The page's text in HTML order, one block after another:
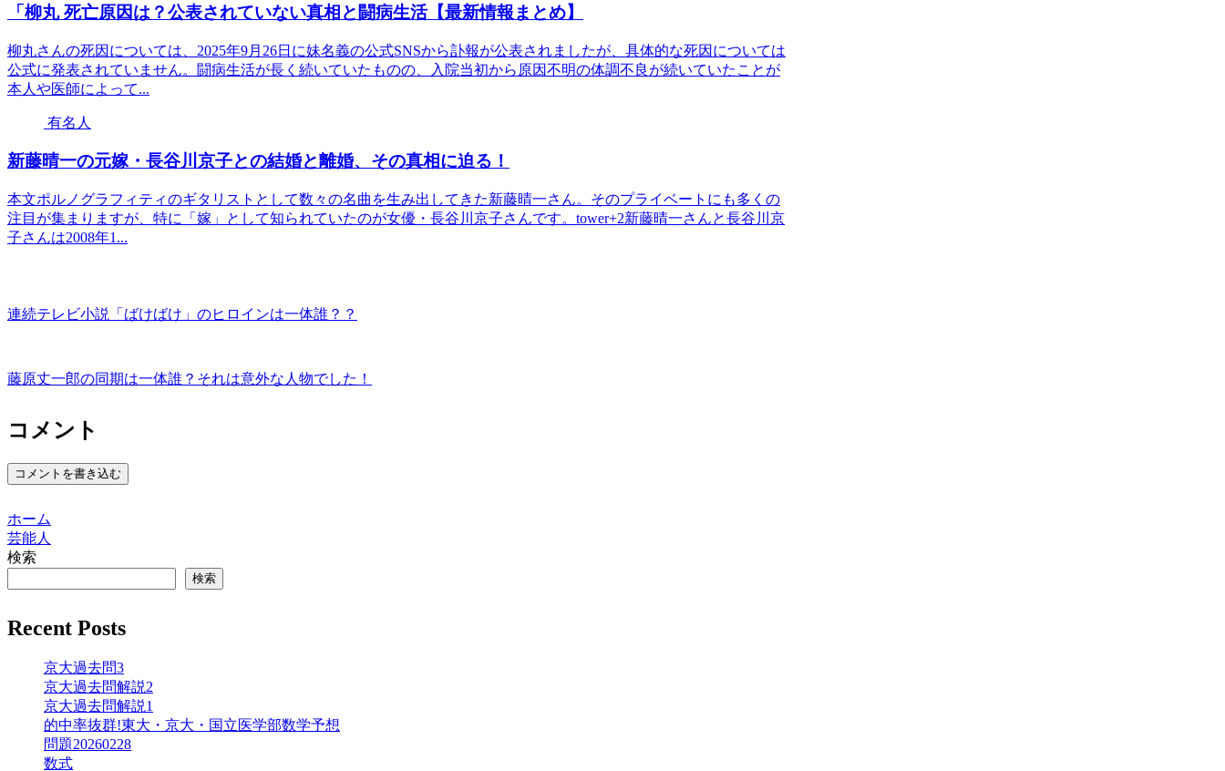
「柳丸 死亡原因は？公表されていない真相と闘病生活【最新情報まとめ】
柳丸さんの死因については、2025年9月26日に妹名義の公式SNSから訃報が公表されましたが、具体的な死因については
公式に発表されていません。闘病生活が長く続いていたものの、入院当初から原因不明の体調不良が続いていたことが
本人や医師によって...
有名人
新藤晴一の元嫁・長谷川京子との結婚と離婚、その真相に迫る！
本文ポルノグラフィティのギタリストとして数々の名曲を生み出してきた新藤晴一さん。そのプライベートにも多くの
注目が集まりますが、特に「嫁」として知られていたのが女優・長谷川京子さんです。tower+2新藤晴一さんと長谷川京
子さんは2008年1...
連続テレビ小説「ばけばけ」のヒロインは一体誰？？
藤原丈一郎の同期は一体誰？それは意外な人物でした！
コメント
コメントを書き込む
ホーム
芸能人
検索
検索
Recent Posts
京大過去問3
京大過去問解説2
京大過去問解説1
的中率抜群!東大・京大・国立医学部数学予想
問題20260228
数式